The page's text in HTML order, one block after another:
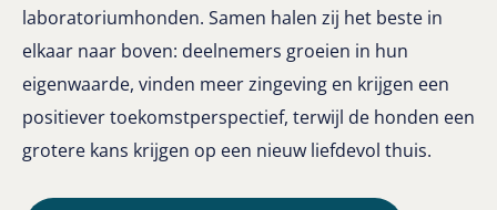
laboratoriumhonden. Samen halen zij het beste in
elkaar naar boven: deelnemers groeien in hun
eigenwaarde, vinden meer zingeving en krijgen een
positiever toekomstperspectief, terwijl de honden een
grotere kans krijgen op een nieuw liefdevol thuis.